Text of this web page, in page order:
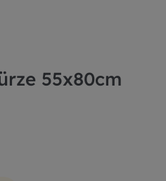
55x80cm